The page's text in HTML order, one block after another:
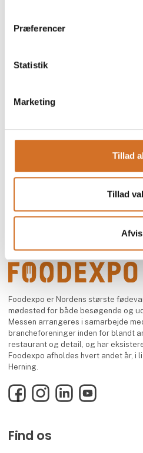
Præferencer
Statistik
Marketing
Tillad
Tillad
Afvis
Debat
kl. 12:00
Foodexpo er Nordens største
mødested for både besøgende og
Messen arrangeres i samarbejde
brancheforeninger inden for blandt
restaurant og detail, og har
Foodexpo afholdes hvert andet år, i
Herning.
FacebookInstagramLinkedInYouTube
Find os